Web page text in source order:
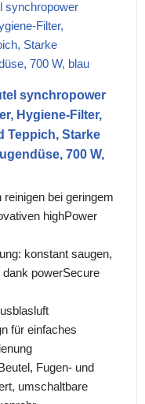
synchropower
Hygiene-Filter,
Teppich, Starke
700 W,
bei geringem
highPower
konstant saugen,
powerSecure
für einfaches
Fugen- und
umschaltbare